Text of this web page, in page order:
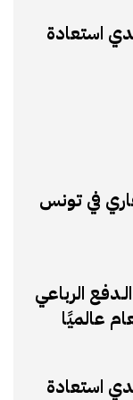
استعادة
في تونس
الرباعي
استعادة